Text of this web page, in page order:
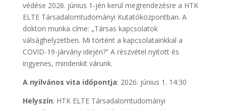
védése 2026. június 1-jén kerül megrendezésre a HTK
ELTE Társadalomtudományi Kutatóközpontban. A
doktori munka címe: „Társas kapcsolatok
válsághelyzetben. Mi történt a kapcsolatainkkal a
COVID-19-járvány idején?” A részvétel nyitott és
ingyenes, mindenkit várunk.
A nyilvános vita időpontja: 2026. június 1. 14:30
Helyszín: HTK ELTE Társadalomtudományi